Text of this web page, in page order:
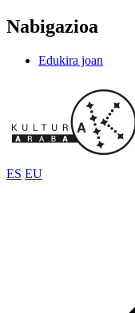
Nabigazioa
Edukira joan
ES EU